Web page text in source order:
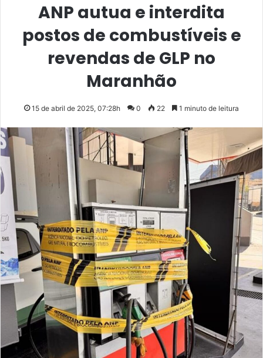
ANP autua e interdita
postos de combustíveis e
revendas de GLP no
Maranhão
15 de abril de 2025, 07:28h 0 22 1 minuto de leitura